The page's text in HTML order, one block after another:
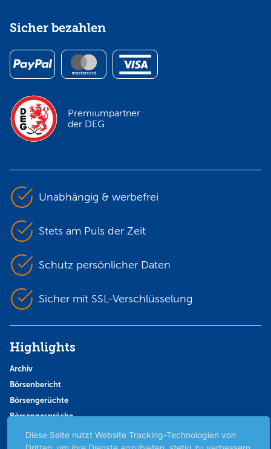
Sicher bezahlen
Premiumpartner
der DEG
Unabhängig & werbefrei
Stets am Puls der Zeit
Schutz persönlicher Daten
Sicher mit SSL-Verschlüsselung
Highlights
Archiv
Börsenbericht
Börsengerüchte
Börsengespräche
Börsennews
Diese Seite nutzt Website Tracking-Technologien von